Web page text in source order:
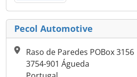
Pecol Automotive
Raso de Paredes POBox 3156
3754-901 Águeda